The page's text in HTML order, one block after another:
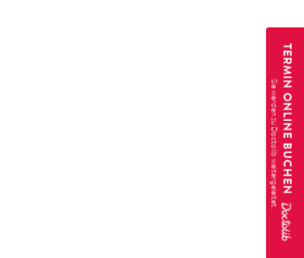
TERMIN ONLINE BUCHEN